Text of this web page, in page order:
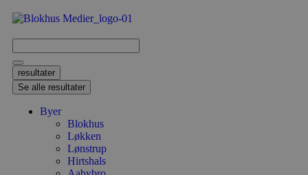
resultater
Se alle resultater
Byer
Blokhus
Løkken
Lønstrup
Hirtshals